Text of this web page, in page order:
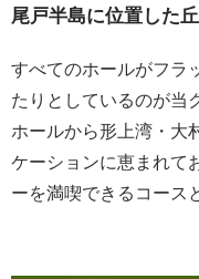
尾戸半島に位置した丘
すべてのホールがフラ
たりとしているのが当
ホールから形上湾・大
ケーションに恵まれて
ーを満喫できるコース